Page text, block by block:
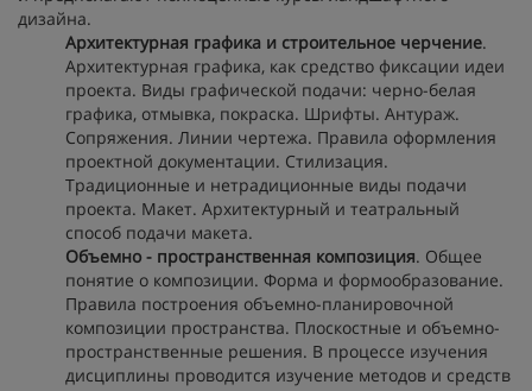
дизайна.
Архитектурная графика и строительное черчение.
Архитектурная графика, как средство фиксации идеи
проекта. Виды графической подачи: черно-белая
графика, отмывка, покраска. Шрифты. Антураж.
Сопряжения. Линии чертежа. Правила оформления
проектной документации. Стилизация.
Традиционные и нетрадиционные виды подачи
проекта. Макет. Архитектурный и театральный
способ подачи макета.
Объемно - пространственная композиция. Общее
понятие о композиции. Форма и формообразование.
Правила построения объемно-планировочной
композиции пространства. Плоскостные и объемно-
пространственные решения. В процессе изучения
дисциплины проводится изучение методов и средств